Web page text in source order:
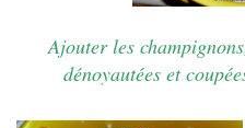
Ajouter les
dénoyautées et